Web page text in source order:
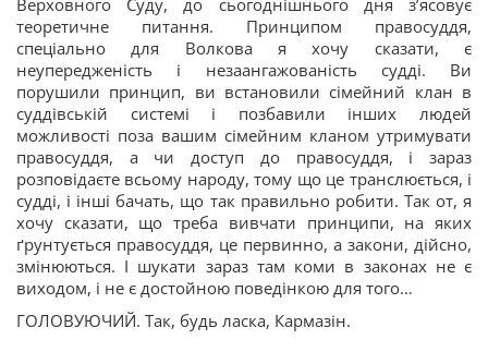
Верховного Суду, до сьогоднішнього дня з’ясовує
теоретичне питання. Принципом правосуддя,
спеціально для Волкова я хочу сказати, є
неупередженість і незаангажованість судді. Ви
порушили принцип, ви встановили сімейний клан в
суддівській системі і позбавили інших людей
можливості поза вашим сімейним кланом утримувати
правосуддя, а чи доступ до правосуддя, і зараз
розповідаєте всьому народу, тому що це транслюється, і
судді, і інші бачать, що так правильно робити. Так от, я
хочу сказати, що треба вивчати принципи, на яких
ґрунтується правосуддя, це первинно, а закони, дійсно,
змінюються. І шукати зараз там коми в законах не є
виходом, і не є достойною поведінкою для того…
ГОЛОВУЮЧИЙ. Так, будь ласка, Кармазін.